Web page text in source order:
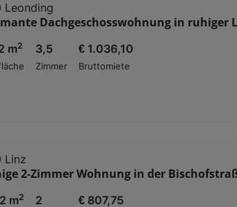
Leonding
Dachgeschosswohnung in ruhiger
m2
3,5
Zimmer
€ 1.036,10
Bruttomiete
Linz
2-Zimmer Wohnung in der
m2 2 € 807,75